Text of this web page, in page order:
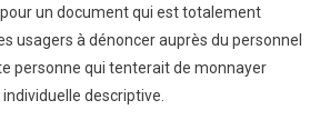
un document qui est totalement
usagers à dénoncer auprès du personnel
personne qui tenterait de monnayer
descriptive.